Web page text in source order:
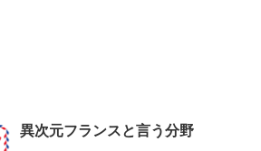
異次元フランスと言う分野